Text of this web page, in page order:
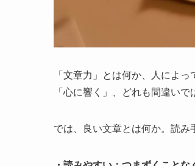
「文章力」とは何か、人によ
「心に響く」、どれも間違いで
では、良い文章とは何か。読み